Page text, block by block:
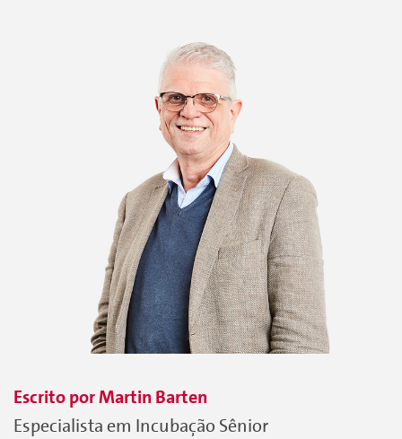
Escrito porMartin Barten
Especialista em Incubação Sênior